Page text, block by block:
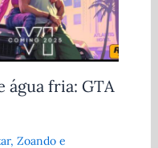
água fria: GTA
, Zoando e